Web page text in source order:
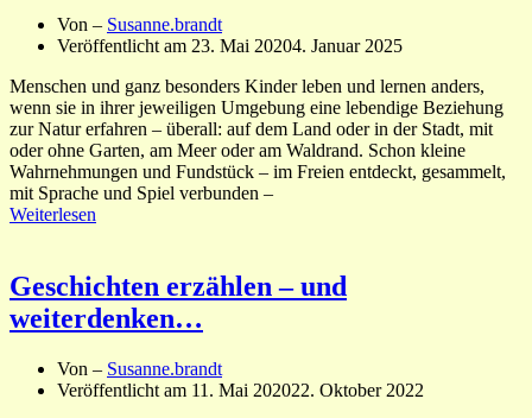
Von – Susanne.brandt
Veröffentlicht am 23. Mai 20204. Januar 2025
Menschen und ganz besonders Kinder leben und lernen anders,
wenn sie in ihrer jeweiligen Umgebung eine lebendige Beziehung
zur Natur erfahren – überall: auf dem Land oder in der Stadt, mit
oder ohne Garten, am Meer oder am Waldrand. Schon kleine
Wahrnehmungen und Fundstück – im Freien entdeckt, gesammelt,
mit Sprache und Spiel verbunden –
Weiterlesen
Geschichten erzählen – und
weiterdenken…
Von – Susanne.brandt
Veröffentlicht am 11. Mai 202022. Oktober 2022